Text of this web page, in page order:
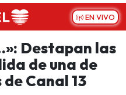
EN VIVO
Destapan las
de una de
Canal 13